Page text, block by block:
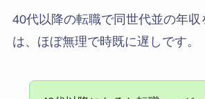
40代以降の転職で同世代並の年
は、ほぼ無理で時既に遅しです。